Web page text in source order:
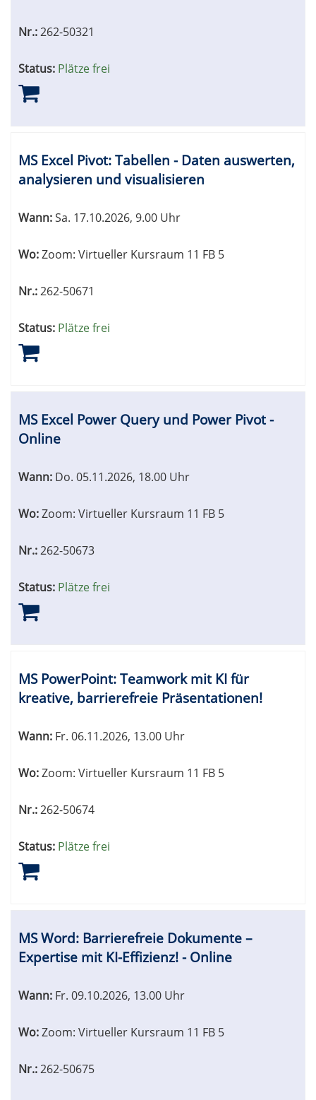
Nr.:262-50321
Status: Plätze frei
MS Excel Pivot: Tabellen - Daten auswerten,
analysieren und visualisieren
Wann:Sa. 17.10.2026, 9.00 Uhr
Wo:Zoom: Virtueller Kursraum 11 FB 5
Nr.:262-50671
Status: Plätze frei
MS Excel Power Query und Power Pivot -
Online
Wann: Do. 05.11.2026, 18.00 Uhr
Wo:Zoom: Virtueller Kursraum 11 FB 5
Nr.:262-50673
Status: Plätze frei
MS PowerPoint: Teamwork mit KI für
kreative, barrierefreie Präsentationen!
Wann: Fr. 06.11.2026, 13.00 Uhr
Wo:Zoom: Virtueller Kursraum 11 FB 5
Nr.:262-50674
Status: Plätze frei
MS Word: Barrierefreie Dokumente –
Expertise mit KI-Effizienz! - Online
Wann: Fr. 09.10.2026, 13.00 Uhr
Wo:Zoom: Virtueller Kursraum 11 FB 5
Nr.:262-50675